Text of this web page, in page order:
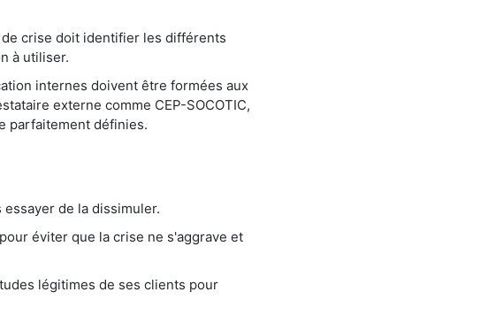
crise doit identifier les différents
à utiliser.
internes doivent être formées aux
externe comme CEP-SOCOTIC,
parfaitement définies.
de la dissimuler.
éviter que la crise ne s'aggrave et
légitimes de ses clients pour